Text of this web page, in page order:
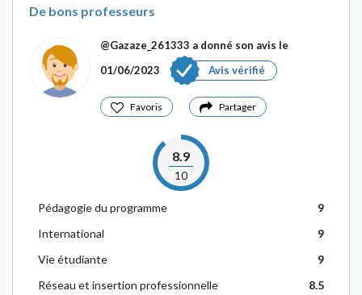
De bons professeurs
@Gazaze_261333 a donné son avis le
01/06/2023
Avis vérifié
Favoris Partager
8.9
10
Pédagogie du programme
9
International
9
Vie étudiante
9
Réseau et insertion professionnelle
8.5